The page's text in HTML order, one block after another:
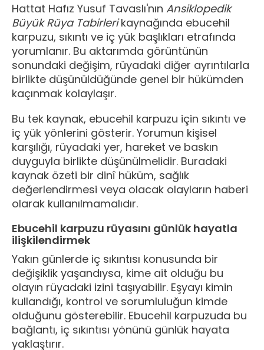
Hattat Hafız Yusuf Tavaslı'nın Ansiklopedik
Büyük Rüya Tabirlerikaynağında ebucehil
karpuzu, sıkıntı ve iç yük başlıkları etrafında
yorumlanır. Bu aktarımda görüntünün
sonundaki değişim, rüyadaki diğer ayrıntılarla
birlikte düşünüldüğünde genel bir hükümden
kaçınmak kolaylaşır.
Bu tek kaynak, ebucehil karpuzu için sıkıntı ve
iç yük yönlerini gösterir. Yorumun kişisel
karşılığı, rüyadaki yer, hareket ve baskın
duyguyla birlikte düşünülmelidir. Buradaki
kaynak özeti bir dinî hüküm, sağlık
değerlendirmesi veya olacak olayların haberi
olarak kullanılmamalıdır.
Ebucehil karpuzu rüyasını günlük hayatla
ilişkilendirmek
Yakın günlerde iç sıkıntısı konusunda bir
değişiklik yaşandıysa, kime ait olduğu bu
olayın rüyadaki izini taşıyabilir. Eşyayı kimin
kullandığı, kontrol ve sorumluluğun kimde
olduğunu gösterebilir. Ebucehil karpuzuda bu
bağlantı, iç sıkıntısı yönünü günlük hayata
yaklaştırır.